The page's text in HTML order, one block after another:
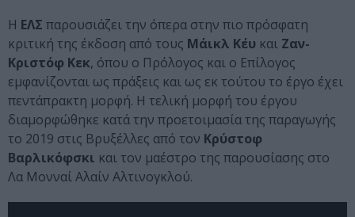
Η ΕΛΣ παρουσιάζει την όπερα στην πιο πρόσφατη
κριτική της έκδοση από τους Μάικλ Κέυ και Ζαν-
Κριστόφ Κεκ, όπου ο Πρόλογος και ο Επίλογος
εμφανίζονται ως πράξεις και ως εκ τούτου το έργο έχει
πεντάπρακτη μορφή. H τελική μορφή του έργου
διαμορφώθηκε κατά την προετοιμασία της παραγωγής
το 2019 στις Βρυξέλλες από τον Κρύστοφ
Βαρλικόφσκι και τον μαέστρο της παρουσίασης στο
Λα Μονναί Αλαίν Αλτινογκλού.